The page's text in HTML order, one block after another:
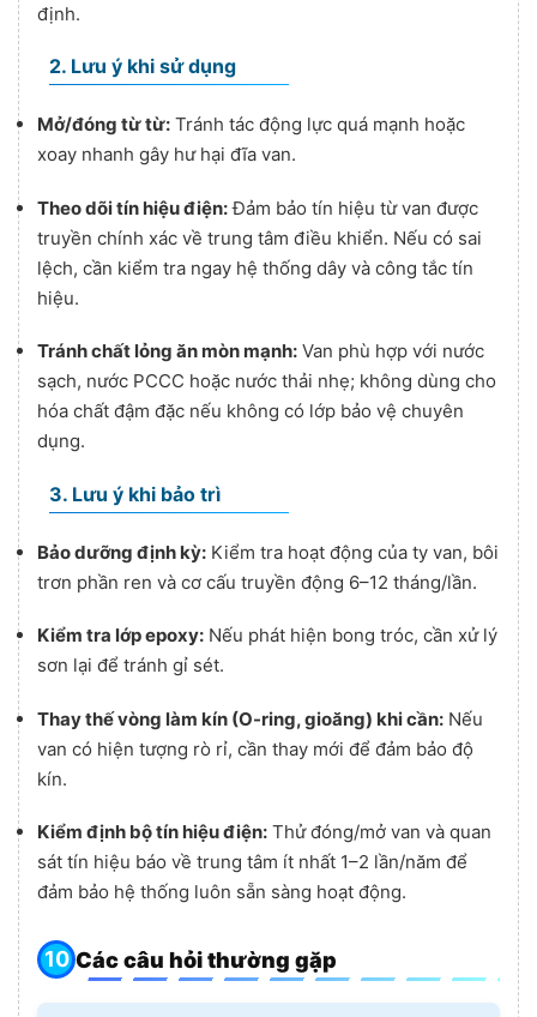
định.
2. Lưu ý khi sử dụng
Mở/đóng từ từ: Tránh tác động lực quá mạnh hoặc
xoay nhanh gây hư hại đĩa van.
Theo dõi tín hiệu điện:Đảm bảo tín hiệu từ van được
truyền chính xác về trung tâm điều khiển. Nếu có sai
lệch, cần kiểm tra ngay hệ thống dây và công tắc tín
hiệu.
Tránh chất lỏng ăn mòn mạnh: Van phù hợp với nước
sạch, nước PCCC hoặc nước thải nhẹ; không dùng cho
hóa chất đậm đặc nếu không có lớp bảo vệ chuyên
dụng.
3. Lưu ý khi bảo trì
Bảo dưỡng định kỳ: Kiểm tra hoạt động của ty van, bôi
trơn phần ren và cơ cấu truyền động 6–12 tháng/lần.
Kiểm tra lớp epoxy: Nếu phát hiện bong tróc, cần xử lý
sơn lại để tránh gỉ sét.
Thay thế vòng làm kín (O-ring, gioăng) khi cần: Nếu
van có hiện tượng rò rỉ, cần thay mới để đảm bảo độ
kín.
Kiểm định bộ tín hiệu điện: Thử đóng/mở van và quan
sát tín hiệu báo về trung tâm ít nhất 1–2 lần/năm để
đảm bảo hệ thống luôn sẵn sàng hoạt động.
Các câu hỏi thường gặp